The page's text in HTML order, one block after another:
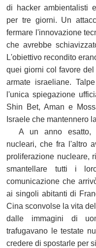
di hacker ambientalisti
per tre giorni. Un
fermare l'innovazione
che avrebbe
L'obiettivo recondito
quei giorni col favore
armate israeliane.
l'unica spiegazione
Shin Bet, Aman e
Israele che mantennero
A un anno esatto,
nucleari, che fra l'altro
proliferazione nucleare,
smantellare tutti i
comunicazione che
ai singoli abitanti di
Cina sconvolse la vita
dalle immagini di
trafugavano le testate
credere di spostarle per